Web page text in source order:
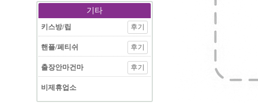
기타
키스방/립 후기
핸플/페티쉬 후기
출장안마건마 후기
비제휴업소